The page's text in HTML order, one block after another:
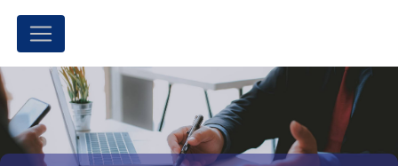
Panneau de gestion des cookies